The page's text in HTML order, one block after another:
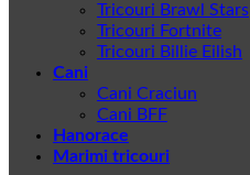
Tricouri Brawl Stars
Tricouri Fortnite
Tricouri Billie Eilish
Cani
Cani Craciun
Cani BFF
Hanorace
Marimi tricouri